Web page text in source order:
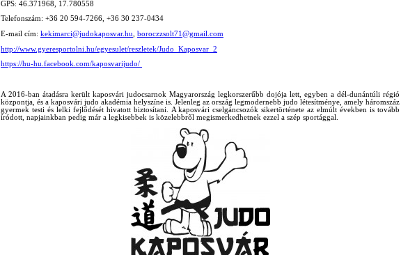
GPS: 46.371968, 17.780558
Telefonszám: +36 20 594-7266, +36 30 237-0434
E-mail cím: kekimarci@judokaposvar.hu
boroczzsolt71@gmail.com
http://www.gyeresportolni.hu/egyesulet/reszletek/Judo_Kaposvar_2
https://hu-hu.facebook.com/kaposvarijudo/
A 2016-ban átadásra került kaposvári judocsarnok Magyarország legkorszerűbb dojója lett, egyben a dél-dunántúli régió
központja, és a kaposvári judo akadémia helyszíne is. Jelenleg az ország legmodernebb judo létesítménye, amely háromszáz
gyermek testi és lelki fejlődését hivatott biztosítani.
A kaposvári cselgáncsozók sikertörténete az elmúlt években is tovább
íródott, napjainkban pedig már a legkisebbek is közelebbről megismerkedhetnek ezzel a szép sportággal.